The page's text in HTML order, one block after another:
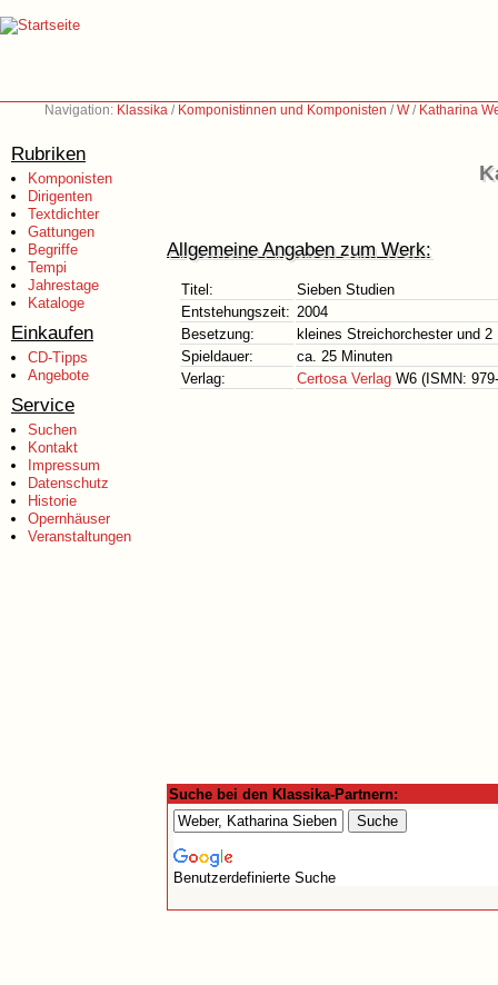
Navigation: Klassika / Komponistinnen und Komponisten /W/ Katharina
Rubriken
Komponisten
Dirigenten
Textdichter
Gattungen
Begriffe
Tempi
Jahrestage
Kataloge
Einkaufen
CD-Tipps
Angebote
Service
Suchen
Kontakt
Impressum
Datenschutz
Historie
Opernhäuser
Veranstaltungen
Allgemeine Angaben zum Werk:
Titel:
Sieben Studien
Entstehungszeit: 2004
Besetzung:
kleines Streichorchester und 2
Spieldauer:
ca. 25 Minuten
Verlag:
Certosa Verlag W6 (ISMN:
Suche bei den Klassika-Partnern:
Benutzerdefinierte Suche